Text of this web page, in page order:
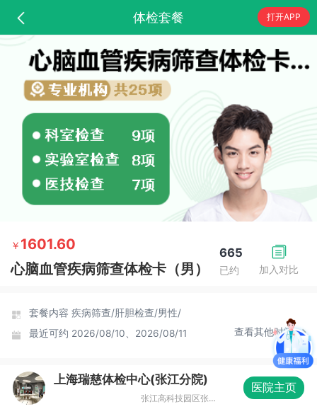
体检套餐 打开APP
加入对比
665
已约
￥ 1601.60
心脑血管疾病筛查体检卡（男）
套餐内容 疾病筛查/肝胆检查/男性/
最近可约 2026/08/10、2026/08/11 查看其他时间
上海瑞慈体检中心(张江分院)
张江高科技园区张东路1388号15号楼
医院主页